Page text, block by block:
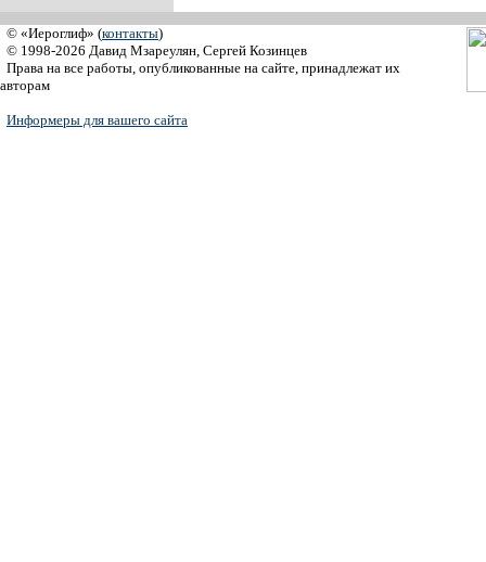
© «Иероглиф» (контакты)
© 1998-2026 Давид Мзареулян, Сергей Козинцев
Права на все работы, опубликованные на сайте, принадлежат их
авторам
Информеры для вашего сайта